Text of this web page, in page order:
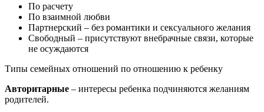
По расчету
По взаимной любви
Партнерский – без романтики и сексуального желания
Свободный – присутствуют внебрачные связи, которые
не осуждаются
Типы семейных отношений по отношению к ребенку
Авторитарные – интересы ребенка подчиняются желаниям
родителей.